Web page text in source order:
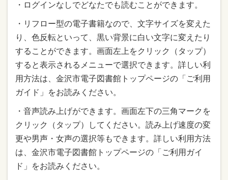
・ログインなしでどなたでも読むことができます。
・リフロー型の電子書籍なので、文字サイズを変えた
り、色反転といって、黒い背景に白い文字に変えたり
することができます。画面左上をクリック（タップ）
すると表示されるメニューで選択できます。詳しい利
用方法は、金沢市電子図書館トップページの「ご利用
ガイド」をお読みください。
・音声読み上げができます。画面左下の三角マークを
クリック（タップ）してください。読み上げ速度の変
更や男声・女声の選択等もできます。詳しい利用方法
は、金沢市電子図書館トップページの「ご利用ガイ
ド」をお読みください。